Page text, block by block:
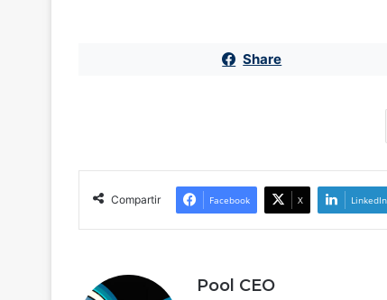
Share
Compartir Facebook X LinkedIn
Pool CEO